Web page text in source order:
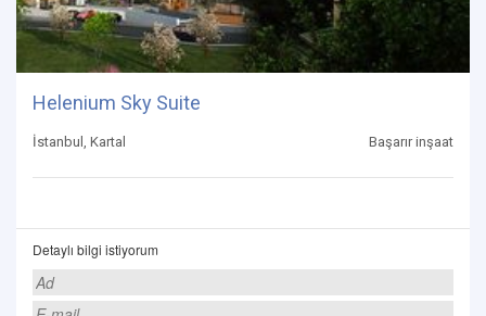
Helenium Sky Suite
İstanbul, Kartal Başarır inşaat
Detaylı bilgi istiyorum